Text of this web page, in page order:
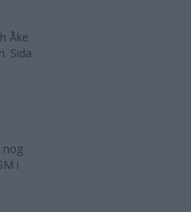
Åke
Sida
nog
i